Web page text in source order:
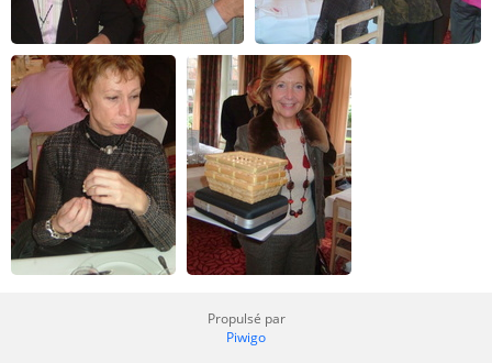
Propulsé par
Piwigo